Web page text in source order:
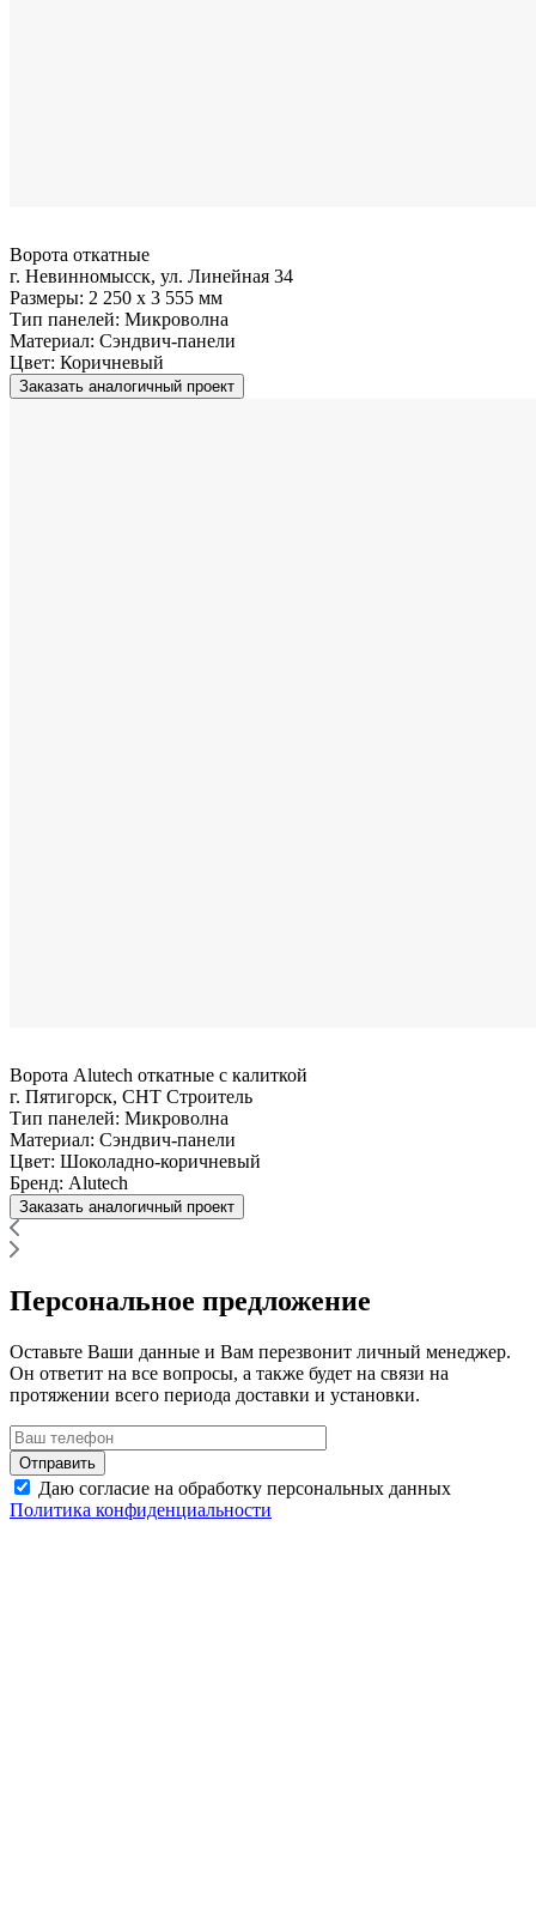
Ворота откатные
г. Невинномысск, ул. Линейная 34
Размеры: 2 250 x 3 555 мм
Тип панелей: Микроволна
Материал: Сэндвич-панели
Цвет: Коричневый
Заказать аналогичный проект
Ворота Alutech откатные с калиткой
г. Пятигорск, СНТ Строитель
Тип панелей: Микроволна
Материал: Сэндвич-панели
Цвет: Шоколадно-коричневый
Бренд: Alutech
Заказать аналогичный проект
Персональное предложение
Оставьте Ваши данные и Вам перезвонит личный менеджер.
Он ответит на все вопросы, а также будет на связи на
протяжении всего периода доставки и установки.
Даю согласие на обработку персональных данных
Политика конфиденциальности